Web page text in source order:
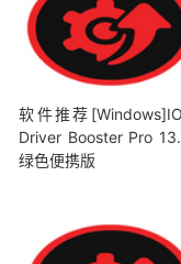
软件推荐
Driver Booster Pro
绿色便携版